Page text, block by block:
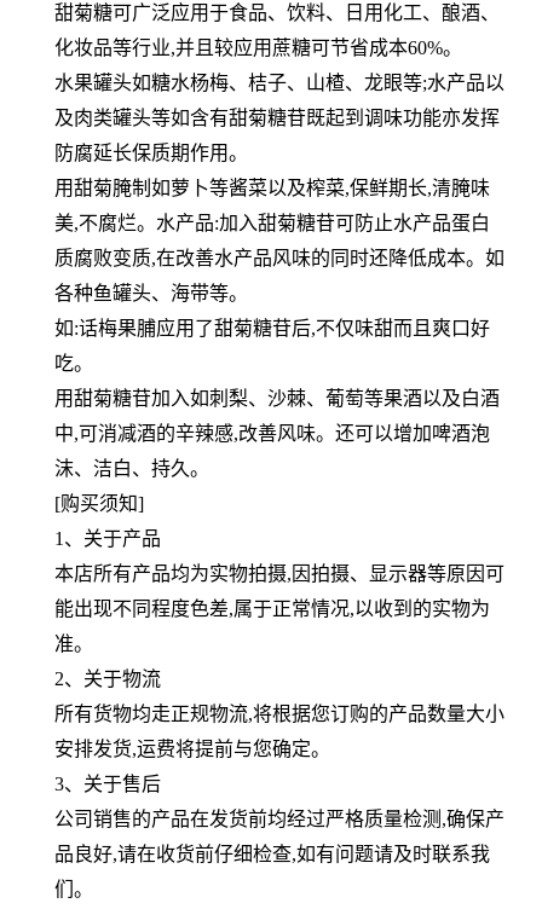
甜菊糖可广泛应用于食品、饮料、日用化工、酿酒、
化妆品等行业,并且较应用蔗糖可节省成本60%。
水果罐头如糖水杨梅、桔子、山楂、龙眼等;水产品以
及肉类罐头等如含有甜菊糖苷既起到调味功能亦发挥
防腐延长保质期作用。
用甜菊腌制如萝卜等酱菜以及榨菜,保鲜期长,清腌味
美,不腐烂。水产品:加入甜菊糖苷可防止水产品蛋白
质腐败变质,在改善水产品风味的同时还降低成本。如
各种鱼罐头、海带等。
如:话梅果脯应用了甜菊糖苷后,不仅味甜而且爽口好
吃。
用甜菊糖苷加入如刺梨、沙棘、葡萄等果酒以及白酒
中,可消减酒的辛辣感,改善风味。还可以增加啤酒泡
沫、洁白、持久。
[购买须知]
1、关于产品
本店所有产品均为实物拍摄,因拍摄、显示器等原因可
能出现不同程度色差,属于正常情况,以收到的实物为
准。
2、关于物流
所有货物均走正规物流,将根据您订购的产品数量大小
安排发货,运费将提前与您确定。
3、关于售后
公司销售的产品在发货前均经过严格质量检测,确保产
品良好,请在收货前仔细检查,如有问题请及时联系我
们。